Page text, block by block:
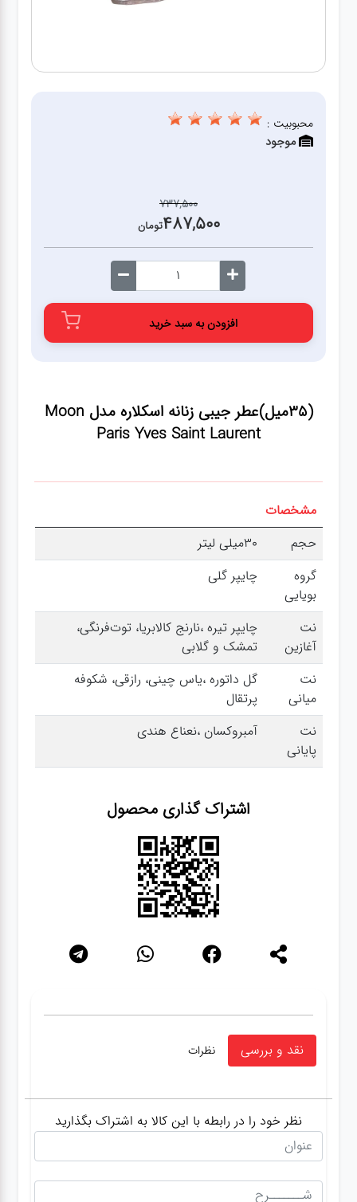
اکسسوری
(35میل)عطر جیبی زنانه اسکلاره مدل Moon
Paris Yves Saint Laurent
مشخصات
حجم
30میلی لیتر
گروه
بویایی
چایپر گلی
نت
آغازین
چایپر تیره ،نارنج کالابریا، توت‌فرنگی،
تمشک و گلابی
نت
میانی
گل داتوره ،یاس چینی، رازقی، شکوفه
پرتقال
نت
پایانی
آمبروکسان ،نعناع هندی
اشتراک گذاری محصول
محبوبیت :
موجود
737,500
487,500تومان
افزودن به سبد خرید
نقد و بررسی نظرات
نظر خود را در رابطه با این کالا به اشتراک بگذارید